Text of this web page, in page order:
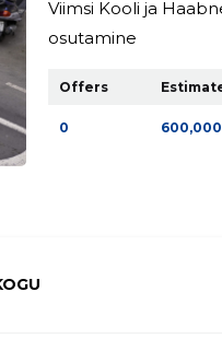
Viimsi Kooli ja
osutamine
Offers
0